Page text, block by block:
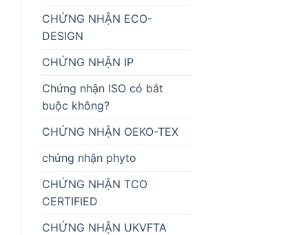
CHỨNG NHẬN ECO-
DESIGN
CHỨNG NHẬN IP
Chứng nhận ISO có bắt
buộc không?
CHỨNG NHẬN OEKO-TEX
chứng nhận phyto
CHỨNG NHẬN TCO
CERTIFIED
CHỨNG NHẬN UKVFTA